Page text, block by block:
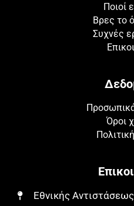
Ποιοί
Βρες το
Συχνές
Όροι
Εθνικής